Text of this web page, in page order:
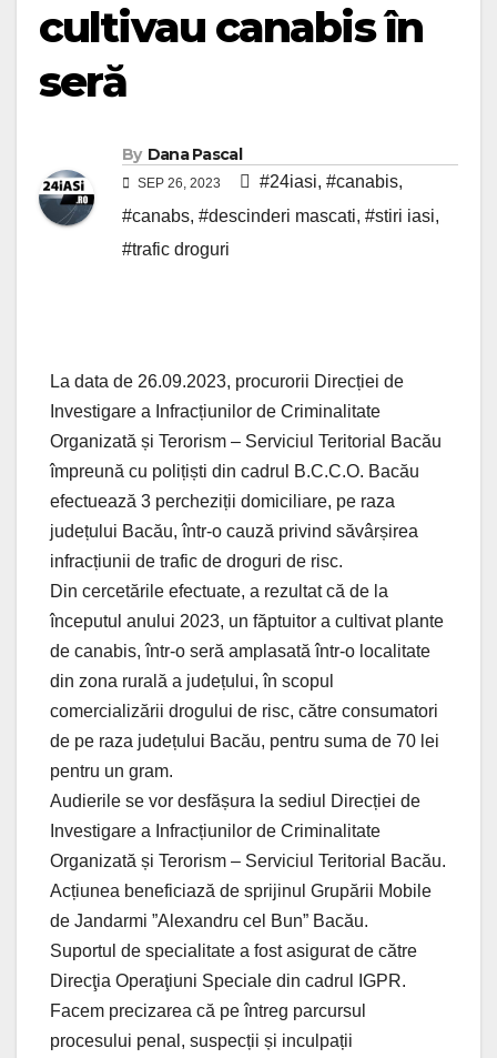
cultivau canabis în
seră
By Dana Pascal
SEP 26, 2023 #24iasi, #canabis,
#canabs, #descinderi mascati, #stiri iasi,
#trafic droguri
La data de 26.09.2023, procurorii Direcției de
Investigare a Infracțiunilor de Criminalitate
Organizată și Terorism – Serviciul Teritorial Bacău
împreună cu polițiști din cadrul B.C.C.O. Bacău
efectuează 3 percheziții domiciliare, pe raza
județului Bacău, într-o cauză privind săvârșirea
infracțiunii de trafic de droguri de risc.
Din cercetările efectuate, a rezultat că de la
începutul anului 2023, un făptuitor a cultivat plante
de canabis, într-o seră amplasată într-o localitate
din zona rurală a județului, în scopul
comercializării drogului de risc, către consumatori
de pe raza județului Bacău, pentru suma de 70 lei
pentru un gram.
Audierile se vor desfășura la sediul Direcției de
Investigare a Infracțiunilor de Criminalitate
Organizată și Terorism – Serviciul Teritorial Bacău.
Acțiunea beneficiază de sprijinul Grupării Mobile
de Jandarmi ”Alexandru cel Bun” Bacău.
Suportul de specialitate a fost asigurat de către
Direcţia Operaţiuni Speciale din cadrul IGPR.
Facem precizarea că pe întreg parcursul
procesului penal, suspecții și inculpații